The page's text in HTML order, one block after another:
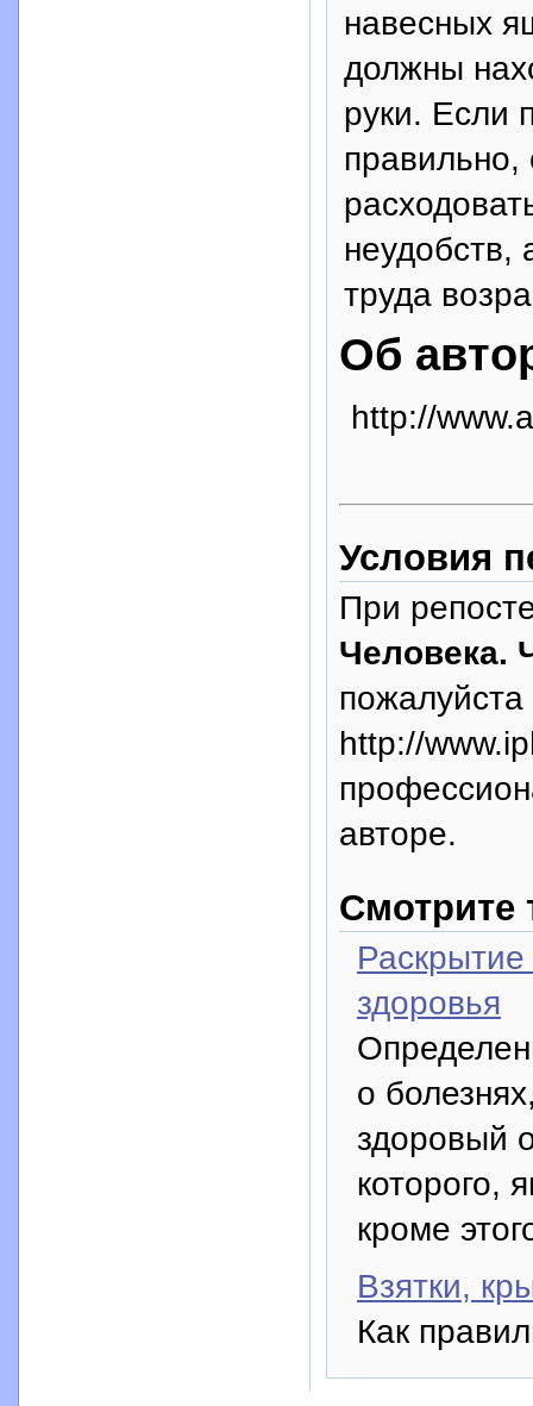
навесных
должны
руки. Если
правильно,
неудобств,
труда
Об
http://
Условия
При
Человека.
пожалуйста
http://
авторе.
Смотрите
Раскрытие
здоровья
о
здоровый
которого,
кроме
Взятки,
Как